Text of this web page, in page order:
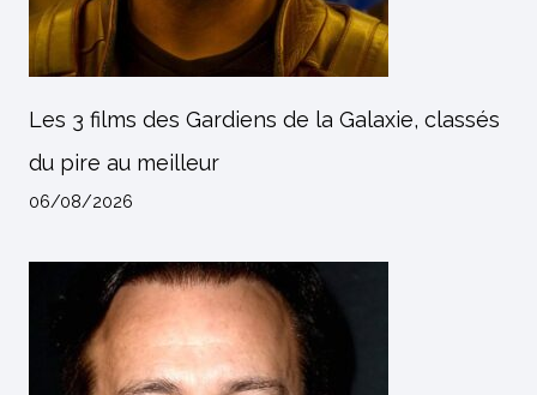
Les 3 films des Gardiens de la Galaxie, classés
du pire au meilleur
06/08/2026